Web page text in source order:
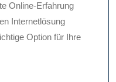
Online-Erfahrung
Internetlösung
Option für Ihre